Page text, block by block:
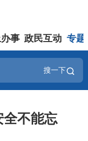
事 政民互动 专题
搜一下
全不能忘